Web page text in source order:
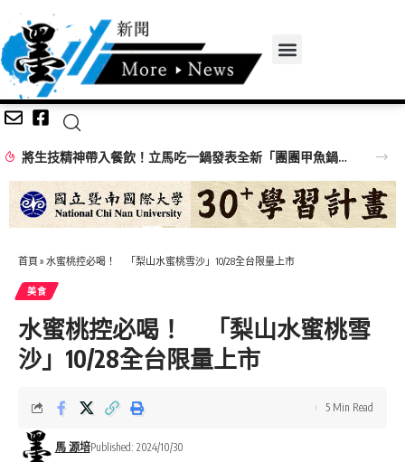
將生技精神帶入餐飲！立馬吃一鍋發表全新「團團甲魚鍋」 搶攻特色鍋物市場
首頁 » 水蜜桃控必喝！ 「梨山水蜜桃雪沙」10/28全台限量上市
美食
水蜜桃控必喝！ 「梨山水蜜桃雪
沙」10/28全台限量上市
馬 源培Published: 2024/10/30
5 Min Read